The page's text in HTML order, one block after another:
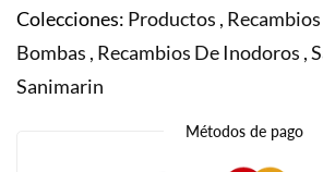
Colecciones: Productos , Recambios
Bombas , Recambios De Inodoros ,
Sanimarin
Métodos de pago